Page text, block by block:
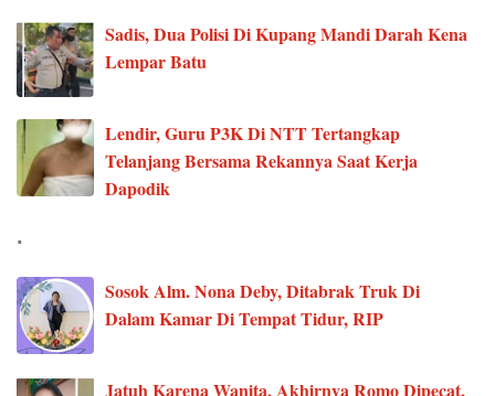
Sadis, Dua Polisi Di Kupang Mandi Darah Kena
Lempar Batu
Lendir, Guru P3K Di NTT Tertangkap
Telanjang Bersama Rekannya Saat Kerja
Dapodik
.
Sosok Alm. Nona Deby, Ditabrak Truk Di
Dalam Kamar Di Tempat Tidur, RIP
Jatuh Karena Wanita, Akhirnya Romo Dipecat,